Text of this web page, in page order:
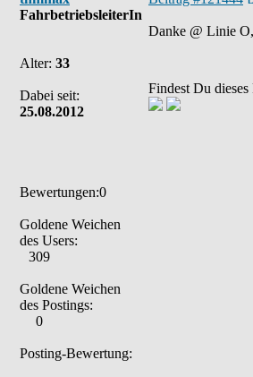
FahrbetriebsleiterIn
Alter: 33
Dabei seit:
25.08.2012
Bewertungen:0
Goldene Weichen
des Users:
309
Goldene Weichen
des Postings:
0
Posting-Bewertung:
Danke @ Linie
Findest Du dieses